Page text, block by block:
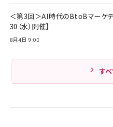
＜第3回＞AI時代のBtoBマーケテ
30（水）開催】
8月4日 9:00
す